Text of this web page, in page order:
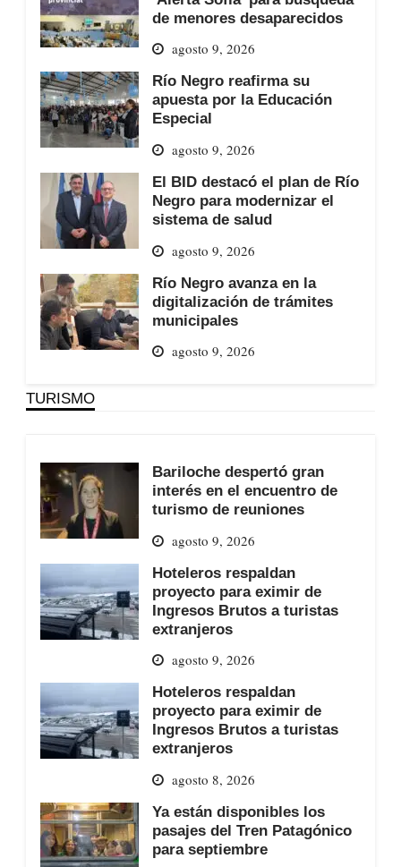
de menores desaparecidos
agosto 9, 2026
Río Negro reafirma su
apuesta por la Educación
Especial
agosto 9, 2026
El BID destacó el plan de Río
Negro para modernizar el
sistema de salud
agosto 9, 2026
Río Negro avanza en la
digitalización de trámites
municipales
agosto 9, 2026
TURISMO
Bariloche despertó gran
interés en el encuentro de
turismo de reuniones
agosto 9, 2026
Hoteleros respaldan
proyecto para eximir de
Ingresos Brutos a turistas
extranjeros
agosto 9, 2026
Hoteleros respaldan
proyecto para eximir de
Ingresos Brutos a turistas
extranjeros
agosto 8, 2026
Ya están disponibles los
pasajes del Tren Patagónico
para septiembre